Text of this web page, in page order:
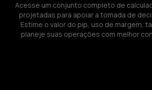
Acesse um conjunto completo de
projetadas para apoiar a tomada de
Estime o valor do pip, uso de margem,
planeje suas operações com melhor